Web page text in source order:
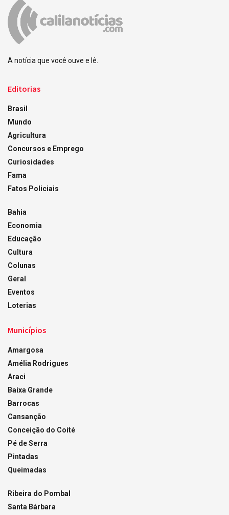
A notícia que você ouve e lê.
Editorias
Brasil
Mundo
Agricultura
Concursos e Emprego
Curiosidades
Fama
Fatos Policiais
Bahia
Economia
Educação
Cultura
Colunas
Geral
Eventos
Loterias
Municípios
Amargosa
Amélia Rodrigues
Araci
Baixa Grande
Barrocas
Cansanção
Conceição do Coité
Pé de Serra
Pintadas
Queimadas
Ribeira do Pombal
Santa Bárbara